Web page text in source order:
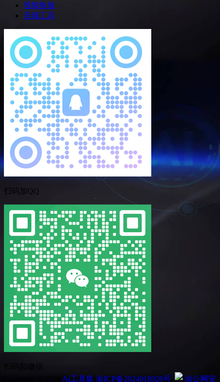
视频换脸
音频工具
扫码加QQ
扫码加微信
Ai工具集 渝ICP备2024018928号 渝公网安